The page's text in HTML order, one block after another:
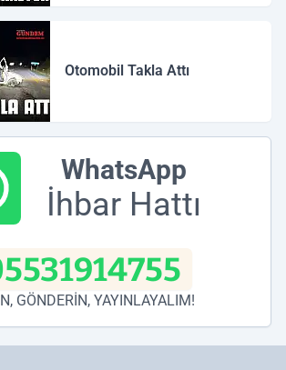
Otomobil Takla Attı
WhatsApp
İhbar Hattı
GÖNDERİN, YAYINLAYALIM!